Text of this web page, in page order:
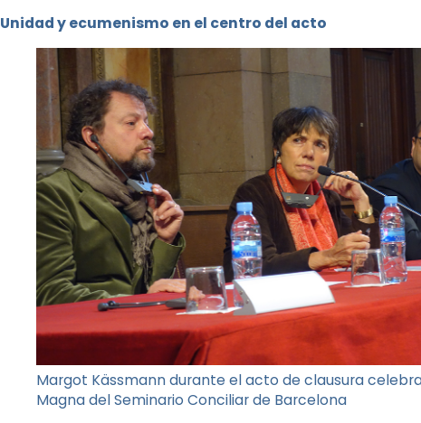
Unidad y ecumenismo en el centro del acto
Margot Kässmann durante el acto de clausura
Magna del Seminario Conciliar de Barcelona